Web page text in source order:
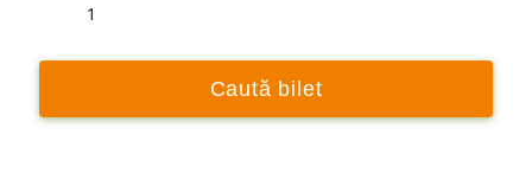
1
Caută bilet